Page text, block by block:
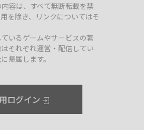
容は、すべて無断転載を禁
を除き、リンクについてはそ
いるゲームやサービスの著
それぞれ運営・配信してい
帰属します。
ログイン